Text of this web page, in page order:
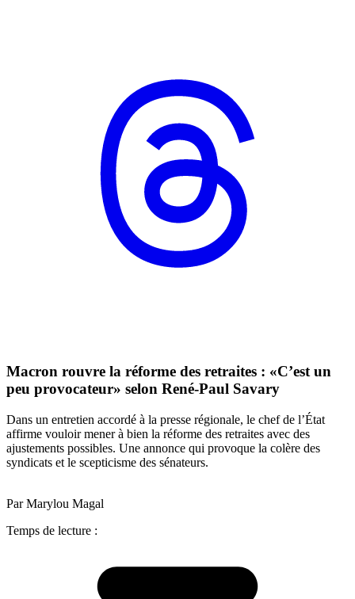
Macron rouvre la réforme des retraites : «C’est un
peu provocateur» selon René-Paul Savary
Dans un entretien accordé à la presse régionale, le chef de l’État
affirme vouloir mener à bien la réforme des retraites avec des
ajustements possibles. Une annonce qui provoque la colère des
syndicats et le scepticisme des sénateurs.
Par Marylou Magal
Temps de lecture :